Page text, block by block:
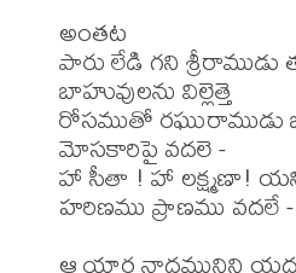
అంతట
పారు లేడి గని శ్రీరాముడు
బాహువులను విల్లెత్తె
రోసముతో
మోసకారిపై వదలె -
హా సీతా ! హా లక్ష్మణా!
హరిణము ప్రాణము వదలే -